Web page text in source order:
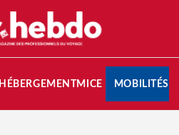
HÉBERGEMENTMICE MOBILITÉS